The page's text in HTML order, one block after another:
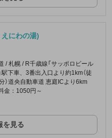
にわの湯)
/ 札幌 / R千歳線「サッポロビール
駅下車、3番出入口より約1km（徒
）道央自動車道 恵庭ICより6km
金：1050円～
を見る